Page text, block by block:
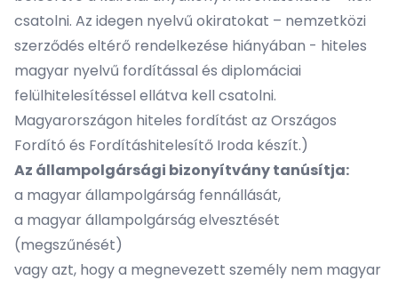
csatolni. Az idegen nyelvű okiratokat – nemzetközi
szerződés eltérő rendelkezése hiányában - hiteles
magyar nyelvű fordítással és diplomáciai
felülhitelesítéssel ellátva kell csatolni.
Magyarországon hiteles fordítást az Országos
Fordító és Fordításhitelesítő Iroda készít.)
Az állampolgársági bizonyítvány tanúsítja:
a magyar állampolgárság fennállását,
a magyar állampolgárság elvesztését
(megszűnését)
vagy azt, hogy a megnevezett személy nem magyar